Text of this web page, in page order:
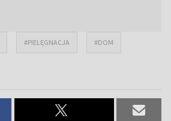
#PIELĘGNACJA #DOM